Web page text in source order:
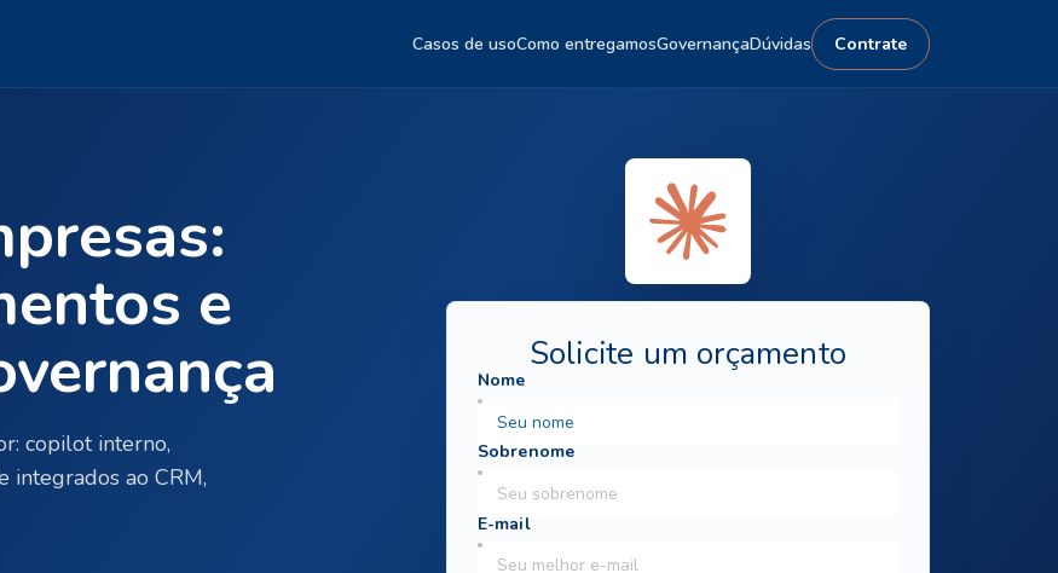
Casos de usoComo entregamosGovernançaDúvidas Contrate
e
copilot interno,
integrados ao CRM,
Solicite um orçamento